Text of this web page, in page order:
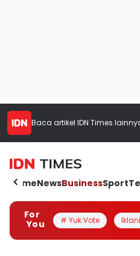
Baca artikel IDN Times
HomeNewsBusinessSport
For
You
# Yuk Vote